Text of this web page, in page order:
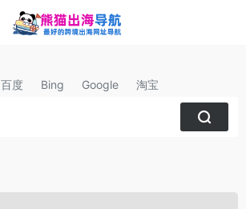
百度 Bing Google 淘宝